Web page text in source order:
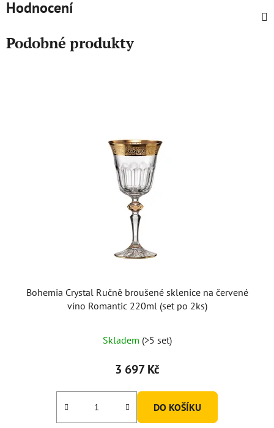
Hodnocení
Podobné produkty
Bohemia Crystal Ručně broušené sklenice na červené
víno Romantic 220ml (set po 2ks)
Skladem (>5 set)
3 697 Kč
DO KOŠÍKU